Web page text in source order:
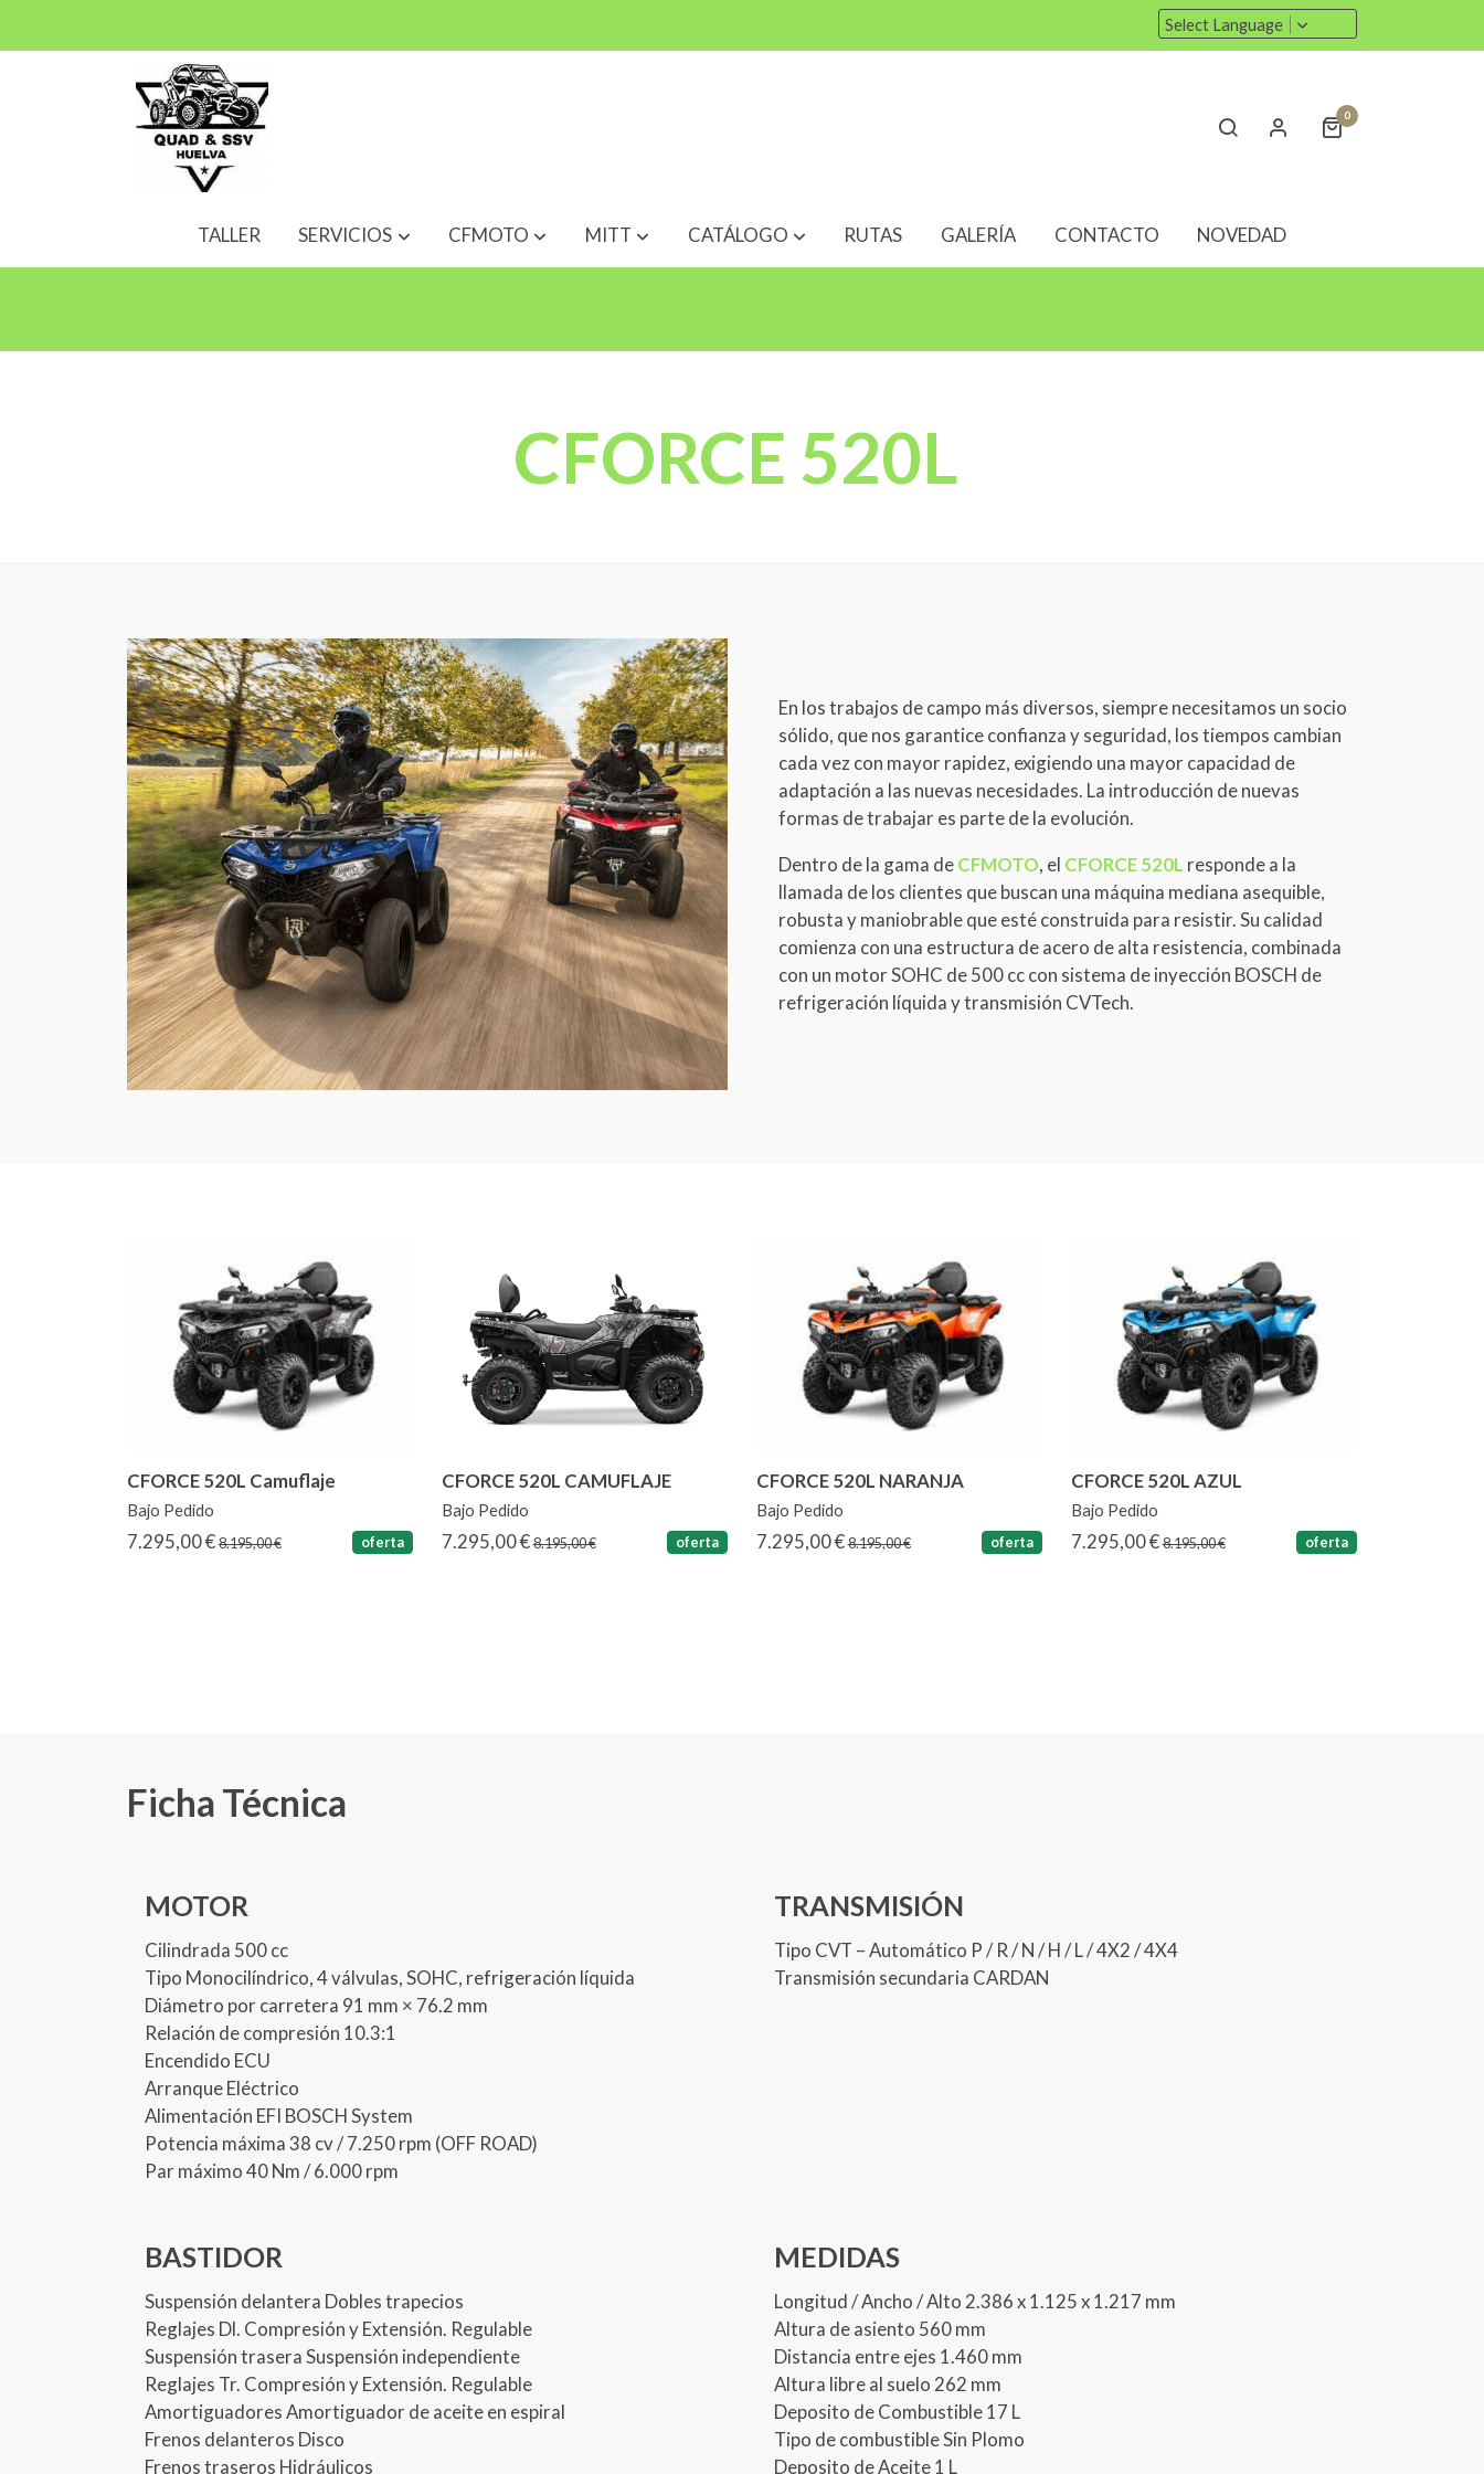
Select Language
0
TALLER SERVICIOS CFMOTO MITT CATÁLOGO RUTAS GALERÍA CONTACTO NOVEDAD
CFORCE 520L
En los trabajos de campo más diversos, siempre necesitamos un socio
sólido, que nos garantice confianza y seguridad, los tiempos cambian
cada vez con mayor rapidez, exigiendo una mayor capacidad de
adaptación a las nuevas necesidades. La introducción de nuevas
formas de trabajar es parte de la evolución. ​
Dentro de la gama de CFMOTO, el CFORCE 520L responde a la
llamada de los clientes que buscan una máquina mediana asequible,
robusta y maniobrable que esté construida para resistir. Su calidad
comienza con una estructura de acero de alta resistencia, combinada
con un motor SOHC de 500 cc con sistema de inyección BOSCH de
refrigeración líquida y transmisión CVTech.
CFORCE 520L Camuflaje
Bajo Pedido
7.295,00 €8.195,00 € oferta
CFORCE 520L CAMUFLAJE
Bajo Pedido
7.295,00 €8.195,00 € oferta
CFORCE 520L NARANJA
Bajo Pedido
7.295,00 €8.195,00 € oferta
CFORCE 520L AZUL
Bajo Pedido
7.295,00 €8.195,00 € oferta
Ficha Técnica
MOTOR
Cilindrada 500 cc
Tipo Monocilíndrico, 4 válvulas, SOHC, refrigeración líquida
Diámetro por carretera 91 mm × 76.2 mm
Relación de compresión 10.3:1
Encendido ECU
Arranque Eléctrico
Alimentación EFI BOSCH System
Potencia máxima 38 cv / 7.250 rpm (OFF ROAD)
Par máximo 40 Nm / 6.000 rpm
TRANSMISIÓN
Tipo CVT – Automático P / R / N / H / L / 4X2 / 4X4
Transmisión secundaria CARDAN
BASTIDOR
Suspensión delantera Dobles trapecios
Reglajes Dl. Compresión y Extensión. Regulable
Suspensión trasera Suspensión independiente
Reglajes Tr. Compresión y Extensión. Regulable
Amortiguadores Amortiguador de aceite en espiral
Frenos delanteros Disco
Frenos traseros Hidráulicos
MEDIDAS
Longitud / Ancho / Alto 2.386 x 1.125 x 1.217 mm
Altura de asiento 560 mm
Distancia entre ejes 1.460 mm
Altura libre al suelo 262 mm
Deposito de Combustible 17 L
Tipo de combustible Sin Plomo
Deposito de Aceite 1 L